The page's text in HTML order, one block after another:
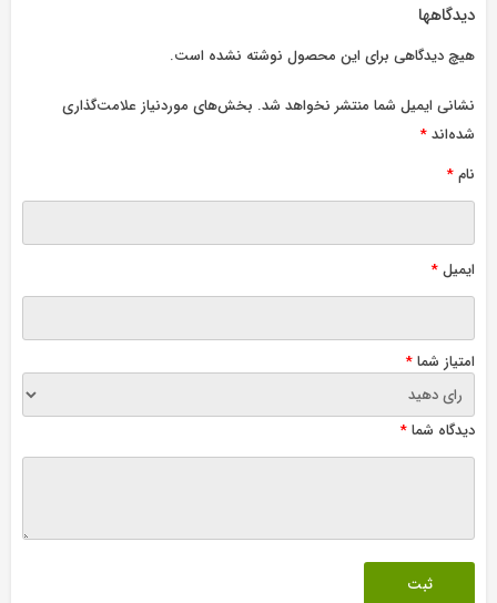
دیدگاهها
هیچ دیدگاهی برای این محصول نوشته نشده است.
نشانی ایمیل شما منتشر نخواهد شد. بخش‌های موردنیاز علامت‌گذاری
شده‌اند*
نام*
ایمیل*
امتیاز شما*
دیدگاه شما*